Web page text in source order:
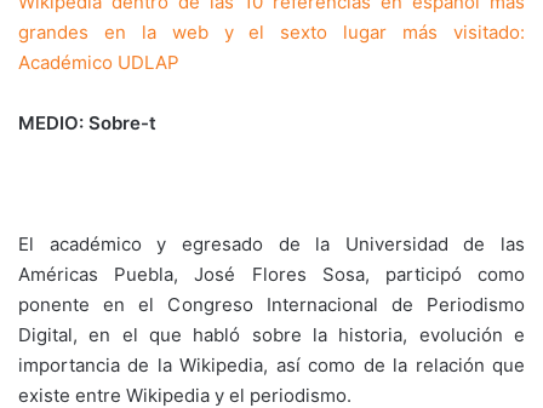
grandes en la web y el sexto lugar más visitado:
Académico UDLAP
MEDIO: Sobre-t
El académico y egresado de la Universidad de las
Américas Puebla, José Flores Sosa, participó como
ponente en el Congreso Internacional de Periodismo
Digital, en el que habló sobre la historia, evolución e
importancia de la Wikipedia, así como de la relación que
existe entre Wikipedia y el periodismo.